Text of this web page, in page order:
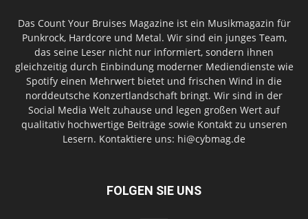
Das Count Your Bruises Magazine ist ein Musikmagazin für
Punkrock, Hardcore und Metal. Wir sind ein junges Team,
das seine Leser nicht nur informiert, sondern ihnen
gleichzeitig durch Einbindung moderner Mediendienste wie
Spotify einen Mehrwert bietet und frischen Wind in die
norddeutsche Konzertlandschaft bringt. Wir sind in der
Social Media Welt zuhause und legen großen Wert auf
qualitativ hochwertige Beiträge sowie Kontakt zu unseren
Lesern. Kontaktiere uns: hi@cybmag.de
FOLGEN SIE UNS